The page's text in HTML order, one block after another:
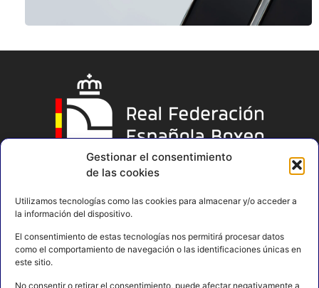
Gestionar el consentimiento
de las cookies
Utilizamos tecnologías como las cookies para almacenar y/o acceder a
la información del dispositivo.
El consentimiento de estas tecnologías nos permitirá procesar datos
como el comportamiento de navegación o las identificaciones únicas en
este sitio.
No consentir o retirar el consentimiento, puede afectar negativamente a